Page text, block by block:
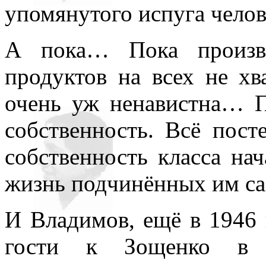
упомянутого испуга
А пока… Пока
продуктов на всех не
очень уж ненавистна…
собственность. Всё
собственность класса
жизнь подчинённых им
И Владимов, ещё в 1946
гости к Зощенко в